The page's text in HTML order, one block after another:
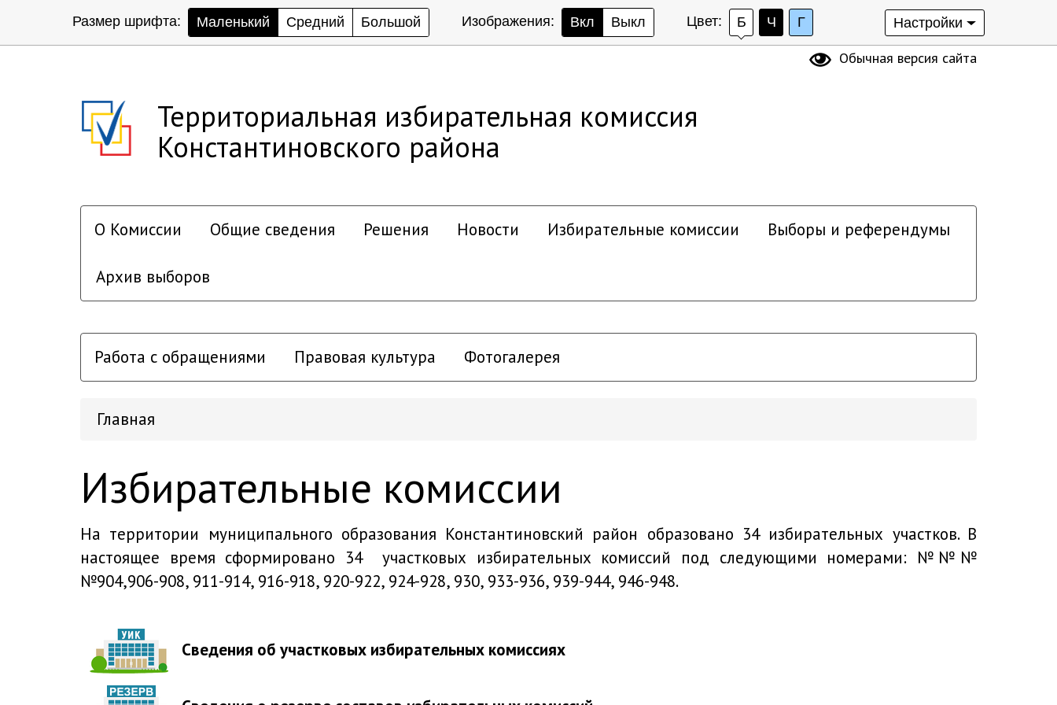
Размер шрифта: Маленький Средний Большой Изображения: Вкл Выкл Цвет: Б Ч Г Настройки
Обычная версия сайта
Территориальная избирательная комиссия
Константиновского района
О Комиссии Общие сведения Решения Новости Избирательные комиссии Выборы и референдумы
Архив выборов
Работа с обращениями Правовая культура Фотогалерея
Главная
Избирательные комиссии
На территории муниципального образования Константиновский район образовано 34 избирательных участков. В
настоящее время сформировано 34 участковых избирательных комиссий под следующими номерами: №№№
№904,906-908, 911-914, 916-918, 920-922, 924-928, 930, 933-936, 939-944, 946-948.
Сведения об участковых избирательных комиссиях